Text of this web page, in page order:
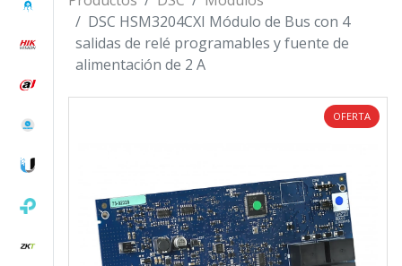
DSC HSM3204CXI Módulo de Bus con 4
salidas de relé programables y fuente de
alimentación de 2 A
OFERTA